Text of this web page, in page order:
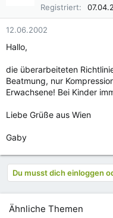
Registriert
12.06.2002
Hallo,
die überarbeiteten
Beatmung, nur
Erwachsene! Bei Kinder
Liebe Grüße aus Wien
Gaby
Du musst dich einloggen
Ähnliche Themen